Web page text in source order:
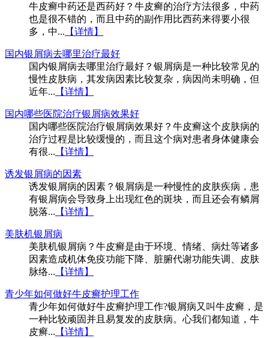
牛皮癣中药还是西药好？牛皮癣的治疗方法很多，中药
也是很不错的，而且中药的副作用比西药来得要小很
多，中... 【详情】
国内银屑病去哪里治疗最好
国内银屑病去哪里治疗最好？银屑病是一种比较常见的
慢性皮肤病，其发病因素比较复杂，病因尚未明确，但
近年... 【详情】
国内哪些医院治疗银屑病效果好
国内哪些医院治疗银屑病效果好？牛皮癣这个皮肤病的
治疗过程是比较缓慢的，而且这个病对患者身体健康会
有很... 【详情】
诱发银屑病的因素
诱发银屑病的因素？银屑病是一种慢性的皮肤疾病，患
有银屑病会导致身上出现红色的斑块，而且还会有鳞屑
脱落... 【详情】
美肤机银屑病
美肤机银屑病？牛皮癣是由于环境、情绪、病灶等诸多
因素造成机体免疫功能下降、脏腑代谢功能失调、皮肤
脉络... 【详情】
青少年如何做好牛皮癣护理工作
青少年如何做好牛皮癣护理工作?银屑病又叫牛皮癣，是
一种比较顽固并且易复发的皮肤病。心我们都知道，牛
皮癣... 【详情】